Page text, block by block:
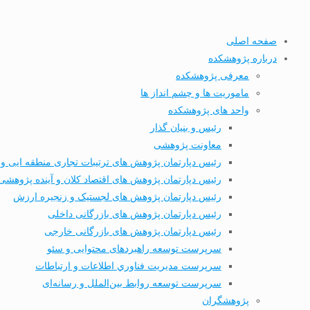
صفحه اصلی
درباره پژوهشکده
معرفی پژوهشکده
ماموریت ها و چشم انداز ها
واحد های پژوهشکده
رئیس و بنیان گذار
معاونت پژوهشی
رئیس دپارتمان پژوهش های ترتیبات تجاری منطقه ایی و
رئیس دپارتمان پژوهش های اقتصاد کلان و آینده
رئیس دپارتمان پژوهش های لجستیک و زنجیره ارزش
رئیس دپارتمان پژوهش های بازرگانی داخلی
رئیس دپارتمان پژوهش های بازرگانی خارجی
سرپرست توسعه راهبردهای محتوایی و سئو
سرپرست مديریت فناوري اطلاعات و ارتباطات
سرپرست توسعه روابط بین‌الملل و رسانه‌ای
پژوهشگران